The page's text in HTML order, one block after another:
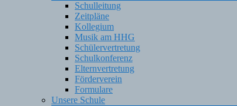
Schulleitung
Zeitpläne
Kollegium
Musik am HHG
Schülervertretung
Schulkonferenz
Elternvertretung
Förderverein
Formulare
Unsere Schule